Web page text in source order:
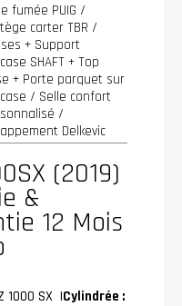
fumée PUIG /
carter TBR /
+ Support
SHAFT + Top
+ Porte parquet sur
/ Selle confort
/
Delkevic
(2019)
&
12 Mois
1000 SX |Cylindrée :